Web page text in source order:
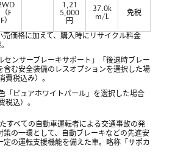
（F
F）
1,21
5,000
円
37.0k
m/L
免税
価格に加えて、購入時にリサイクル料金
センサーブレーキサポート」「後退時ブレー
含む安全装備のレスオプションを選択した場
費税込み）。
「ピュアホワイトパール」を選択した場合
税込）。
すべての自動車運転者による交通事故の発
策の一環として、自動ブレーキなどの先進安
定の運転支援機能を備えた車。略称「サポカ